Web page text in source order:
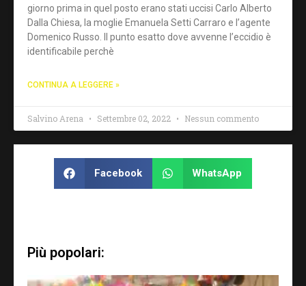
giorno prima in quel posto erano stati uccisi Carlo Alberto
Dalla Chiesa, la moglie Emanuela Setti Carraro e l’agente
Domenico Russo. Il punto esatto dove avvenne l’eccidio è
identificabile perchè
CONTINUA A LEGGERE »
Salvino Arena Settembre 02, 2022 Nessun commento
Facebook WhatsApp
Più popolari: